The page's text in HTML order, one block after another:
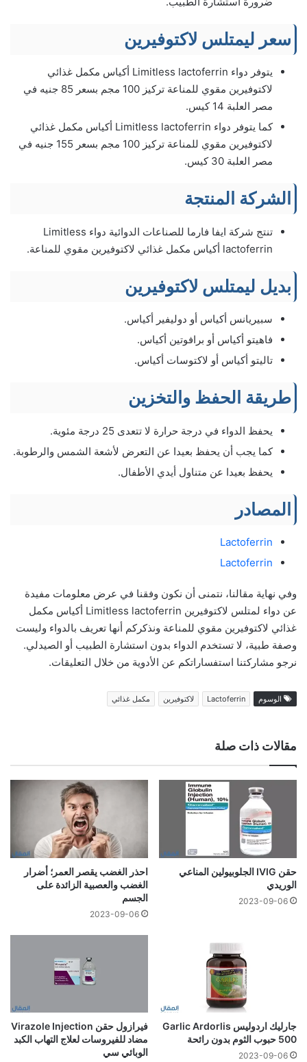
سعر ليمتلس لاكتوفيرين
يتوفر دواء Limitless lactoferrin أكياس مكمل غذائي
لاكتوفيرين مقوي للمناعة تركيز 100 مجم بسعر 85 جنيه في
مصر العلبة 14 كيس.
كما يتوفر دواء Limitless lactoferrin أكياس مكمل غذائي
لاكتوفيرين مقوي للمناعة تركيز 100 مجم بسعر 155 جنيه في
مصر العلبة 30 كيس.
الشركة المنتجة
تنتج شركة ايفا فارما للصناعات الدوائية دواء Limitless
lactoferrin أكياس مكمل غذائي لاكتوفيرين مقوي للمناعة.
بديل ليمتلس لاكتوفيرين
سبيريانس أكياس أو دوليفير أكياس.
فاهيتو أكياس أو برافوتين أكياس.
تاليتو أكياس أو لاكتوسات أكياس.
طريقة الحفظ والتخزين
يحفظ الدواء في درجة حرارة لا تتعدى 25 درجة مئوية.
كما يجب أن يحفظ بعيدا عن التعرض لأشعة الشمس والرطوبة.
يحفظ بعيدا عن متناول أيدي الأطفال.
المصادر
Lactoferrin
Lactoferrin
وفي نهاية مقالنا، نتمنى أن نكون وفقنا في عرض معلومات مفيدة
عن دواء لمتلس لاكتوفيرين Limitless lactoferrin أكياس مكمل
غذائي لاكتوفيرين مقوي للمناعة ونذكركم أنها تعريف بالدواء وليست
وصفة طبية، لا تستخدم الدواء بدون استشارة الطبيب أو الصيدلي.
نرجو مشاركتنا استفساراتكم عن الأدوية من خلال التعليقات.
الوسوم Lactoferrin لاكتوفيرين مكمل غذائي
مقالات ذات صلة
حقن IVIG الجلوبيولين المناعي
الوريدي
2023-09-06
احذر الغضب يقصر العمر؛ أضرار
الغضب والعصبية الزائدة على
الجسم
2023-09-06
جارليك اردوليس Garlic Ardorlis
500 حبوب الثوم بدون رائحة
2023-09-06
فيرازول حقن Virazole Injection
مضاد للفيروسات لعلاج التهاب الكبد
الوبائي سي